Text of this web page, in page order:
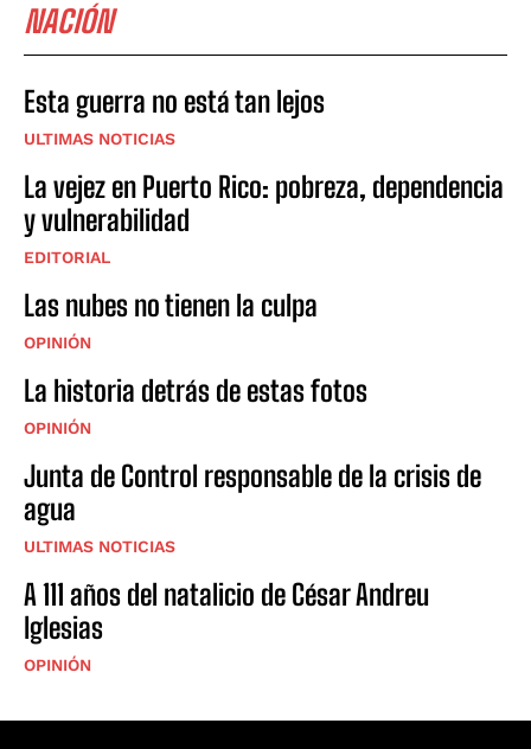
NACIÓN
Esta guerra no está tan lejos
ULTIMAS NOTICIAS
La vejez en Puerto Rico: pobreza, dependencia
y vulnerabilidad
EDITORIAL
Las nubes no tienen la culpa
OPINIÓN
La historia detrás de estas fotos
OPINIÓN
Junta de Control responsable de la crisis de
agua
ULTIMAS NOTICIAS
A 111 años del natalicio de César Andreu
Iglesias
OPINIÓN